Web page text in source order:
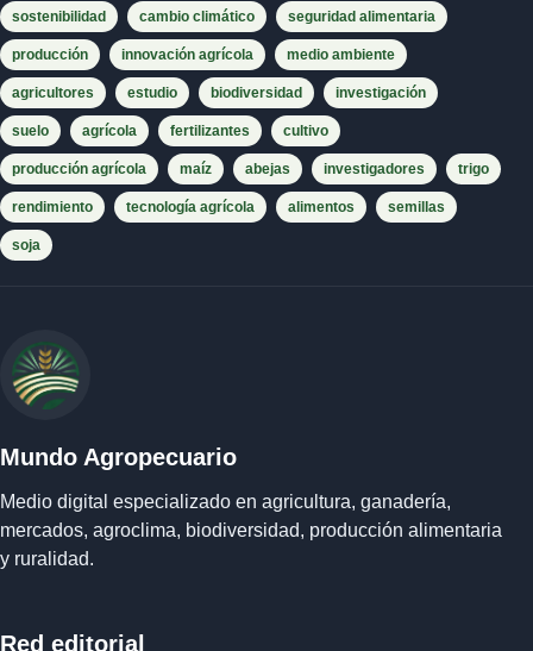
sostenibilidad cambio climático seguridad alimentaria
producción innovación agrícola medio ambiente
agricultores estudio biodiversidad investigación
suelo agrícola fertilizantes cultivo
producción agrícola maíz abejas investigadores trigo
rendimiento tecnología agrícola alimentos semillas
soja
Mundo Agropecuario
Medio digital especializado en agricultura, ganadería,
mercados, agroclima, biodiversidad, producción alimentaria
y ruralidad.
Red editorial